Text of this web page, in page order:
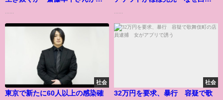
...... ......
社会
東京で新たに60人以上の感染確
社会
32万円を要求、暴行 容疑で歌